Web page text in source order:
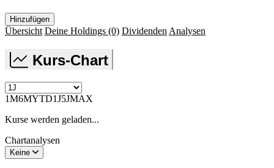
Hinzufügen
Übersicht Deine Holdings (0) Dividenden Analysen
Kurs-Chart
1M6MYTD1J5JMAX
Kurse werden geladen...
Chartanalysen
Keine